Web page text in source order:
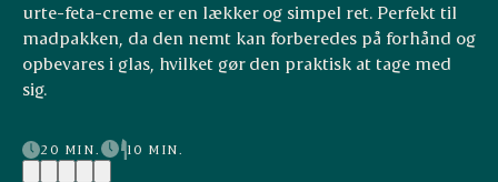
urte-feta-creme er en lækker og simpel ret. Perfekt til
madpakken, da den nemt kan forberedes på forhånd og
opbevares i glas, hvilket gør den praktisk at tage med
sig.
20 MIN. 10 MIN.